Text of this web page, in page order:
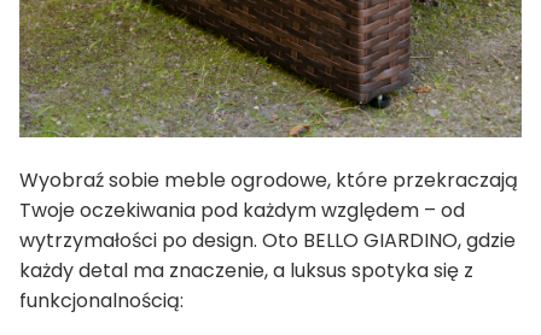
Wyobraź sobie meble ogrodowe, które przekraczają
Twoje oczekiwania pod każdym względem – od
wytrzymałości po design. Oto BELLO GIARDINO, gdzie
każdy detal ma znaczenie, a luksus spotyka się z
funkcjonalnością: